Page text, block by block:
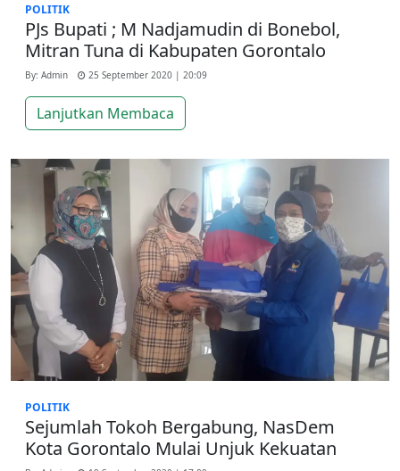
POLITIK
PJs Bupati ; M Nadjamudin di Bonebol,
Mitran Tuna di Kabupaten Gorontalo
By: Admin 25 September 2020 | 20:09
Lanjutkan Membaca
POLITIK
Sejumlah Tokoh Bergabung, NasDem
Kota Gorontalo Mulai Unjuk Kekuatan